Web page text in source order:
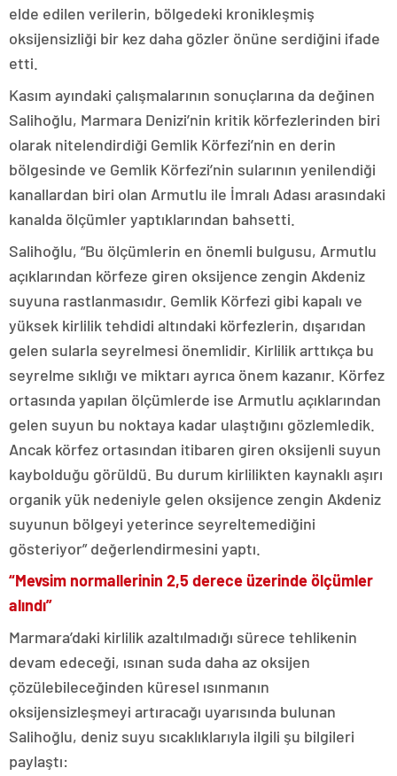
elde edilen verilerin, bölgedeki kronikleşmiş
oksijensizliği bir kez daha gözler önüne serdiğini ifade
etti.
Kasım ayındaki çalışmalarının sonuçlarına da değinen
Salihoğlu, Marmara Denizi’nin kritik körfezlerinden biri
olarak nitelendirdiği Gemlik Körfezi’nin en derin
bölgesinde ve Gemlik Körfezi’nin sularının yenilendiği
kanallardan biri olan Armutlu ile İmralı Adası arasındaki
kanalda ölçümler yaptıklarından bahsetti.
Salihoğlu, “Bu ölçümlerin en önemli bulgusu, Armutlu
açıklarından körfeze giren oksijence zengin Akdeniz
suyuna rastlanmasıdır. Gemlik Körfezi gibi kapalı ve
yüksek kirlilik tehdidi altındaki körfezlerin, dışarıdan
gelen sularla seyrelmesi önemlidir. Kirlilik arttıkça bu
seyrelme sıklığı ve miktarı ayrıca önem kazanır. Körfez
ortasında yapılan ölçümlerde ise Armutlu açıklarından
gelen suyun bu noktaya kadar ulaştığını gözlemledik.
Ancak körfez ortasından itibaren giren oksijenli suyun
kaybolduğu görüldü. Bu durum kirlilikten kaynaklı aşırı
organik yük nedeniyle gelen oksijence zengin Akdeniz
suyunun bölgeyi yeterince seyreltemediğini
gösteriyor” değerlendirmesini yaptı.
“Mevsim normallerinin 2,5 derece üzerinde ölçümler
alındı”
Marmara’daki kirlilik azaltılmadığı sürece tehlikenin
devam edeceği, ısınan suda daha az oksijen
çözülebileceğinden küresel ısınmanın
oksijensizleşmeyi artıracağı uyarısında bulunan
Salihoğlu, deniz suyu sıcaklıklarıyla ilgili şu bilgileri
paylaştı: